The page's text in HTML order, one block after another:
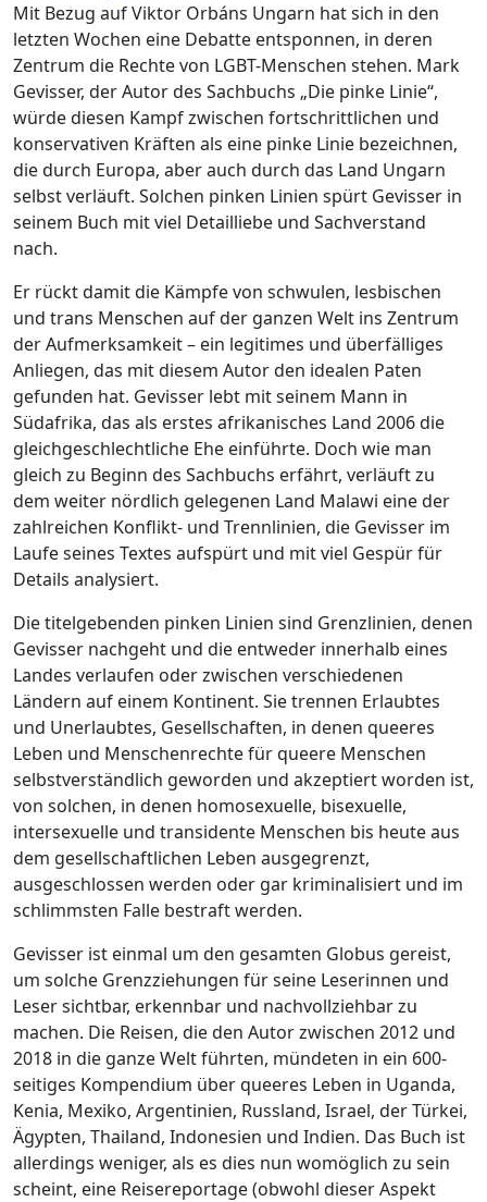
Mit Bezug auf Viktor Orbáns Ungarn hat sich in den
letzten Wochen eine Debatte entsponnen, in deren
Zentrum die Rechte von LGBT-Menschen stehen. Mark
Gevisser, der Autor des Sachbuchs „Die pinke Linie“,
würde diesen Kampf zwischen fortschrittlichen und
konservativen Kräften als eine pinke Linie bezeichnen,
die durch Europa, aber auch durch das Land Ungarn
selbst verläuft. Solchen pinken Linien spürt Gevisser in
seinem Buch mit viel Detailliebe und Sachverstand
nach.
Er rückt damit die Kämpfe von schwulen, lesbischen
und trans Menschen auf der ganzen Welt ins Zentrum
der Aufmerksamkeit – ein legitimes und überfälliges
Anliegen, das mit diesem Autor den idealen Paten
gefunden hat. Gevisser lebt mit seinem Mann in
Südafrika, das als erstes afrikanisches Land 2006 die
gleichgeschlechtliche Ehe einführte. Doch wie man
gleich zu Beginn des Sachbuchs erfährt, verläuft zu
dem weiter nördlich gelegenen Land Malawi eine der
zahlreichen Konflikt- und Trennlinien, die Gevisser im
Laufe seines Textes aufspürt und mit viel Gespür für
Details analysiert.
Die titelgebenden pinken Linien sind Grenzlinien, denen
Gevisser nachgeht und die entweder innerhalb eines
Landes verlaufen oder zwischen verschiedenen
Ländern auf einem Kontinent. Sie trennen Erlaubtes
und Unerlaubtes, Gesellschaften, in denen queeres
Leben und Menschenrechte für queere Menschen
selbstverständlich geworden und akzeptiert worden ist,
von solchen, in denen homosexuelle, bisexuelle,
intersexuelle und transidente Menschen bis heute aus
dem gesellschaftlichen Leben ausgegrenzt,
ausgeschlossen werden oder gar kriminalisiert und im
schlimmsten Falle bestraft werden.
Gevisser ist einmal um den gesamten Globus gereist,
um solche Grenzziehungen für seine Leserinnen und
Leser sichtbar, erkennbar und nachvollziehbar zu
machen. Die Reisen, die den Autor zwischen 2012 und
2018 in die ganze Welt führten, mündeten in ein 600-
seitiges Kompendium über queeres Leben in Uganda,
Kenia, Mexiko, Argentinien, Russland, Israel, der Türkei,
Ägypten, Thailand, Indonesien und Indien. Das Buch ist
allerdings weniger, als es dies nun womöglich zu sein
scheint, eine Reisereportage (obwohl dieser Aspekt